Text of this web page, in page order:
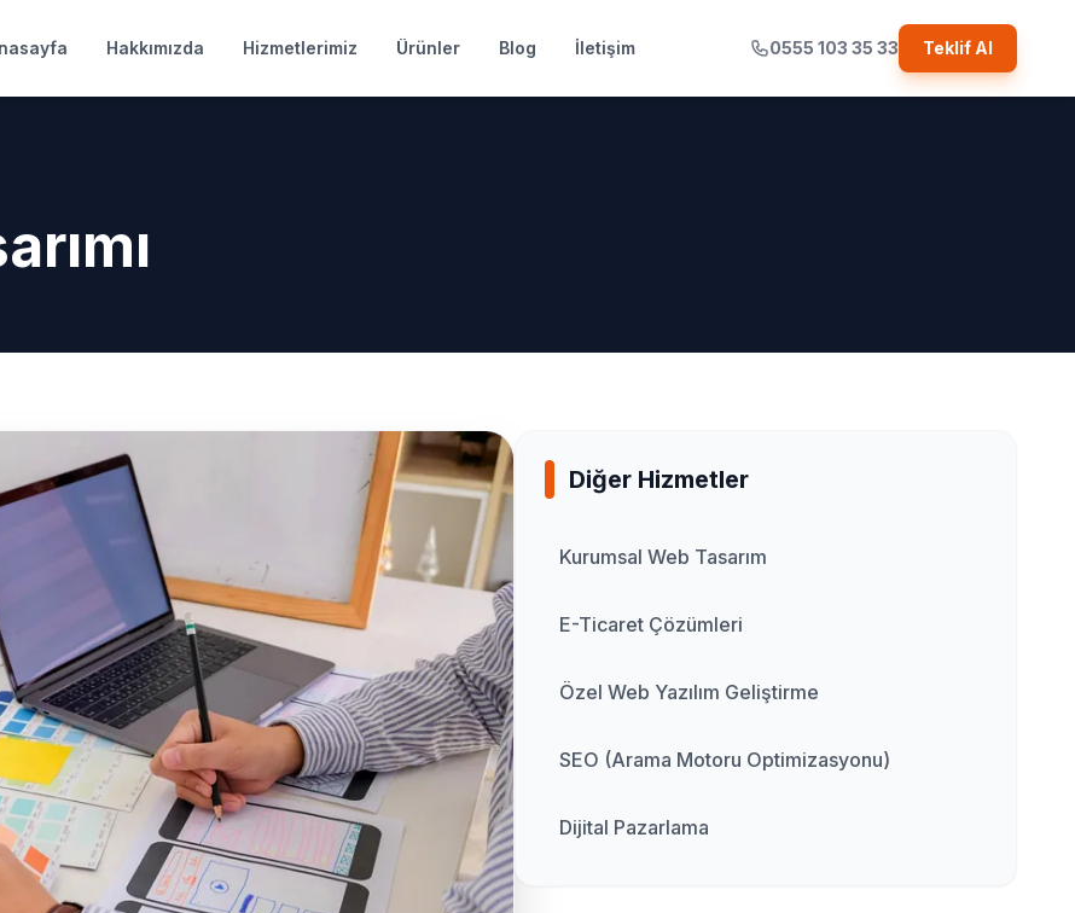
Hakkımızda Hizmetlerimiz Ürünler Blog İletişim 0555 103 35 33 Teklif Al
Diğer Hizmetler
Kurumsal Web Tasarım
E-Ticaret Çözümleri
Özel Web Yazılım Geliştirme
SEO (Arama Motoru Optimizasyonu)
Dijital Pazarlama